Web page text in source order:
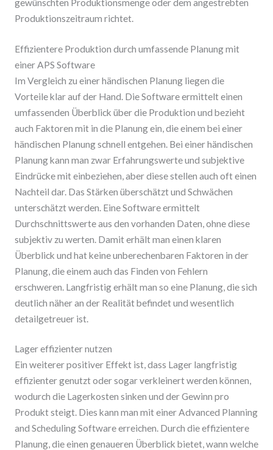
gewünschten Produktionsmenge oder dem angestrebten
Produktionszeitraum richtet.
Effizientere Produktion durch umfassende Planung mit
einer APS Software
Im Vergleich zu einer händischen Planung liegen die
Vorteile klar auf der Hand. Die Software ermittelt einen
umfassenden Überblick über die Produktion und bezieht
auch Faktoren mit in die Planung ein, die einem bei einer
händischen Planung schnell entgehen. Bei einer händischen
Planung kann man zwar Erfahrungswerte und subjektive
Eindrücke mit einbeziehen, aber diese stellen auch oft einen
Nachteil dar. Das Stärken überschätzt und Schwächen
unterschätzt werden. Eine Software ermittelt
Durchschnittswerte aus den vorhanden Daten, ohne diese
subjektiv zu werten. Damit erhält man einen klaren
Überblick und hat keine unberechenbaren Faktoren in der
Planung, die einem auch das Finden von Fehlern
erschweren. Langfristig erhält man so eine Planung, die sich
deutlich näher an der Realität befindet und wesentlich
detailgetreuer ist.
Lager effizienter nutzen
Ein weiterer positiver Effekt ist, dass Lager langfristig
effizienter genutzt oder sogar verkleinert werden können,
wodurch die Lagerkosten sinken und der Gewinn pro
Produkt steigt. Dies kann man mit einer Advanced Planning
and Scheduling Software erreichen. Durch die effizientere
Planung, die einen genaueren Überblick bietet, wann welche